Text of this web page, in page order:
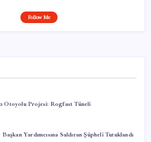
Follow Me
Otoyolu Projesi: Rogfast Tüneli
Yardımcısına Saldıran Şüpheli Tutuklandı